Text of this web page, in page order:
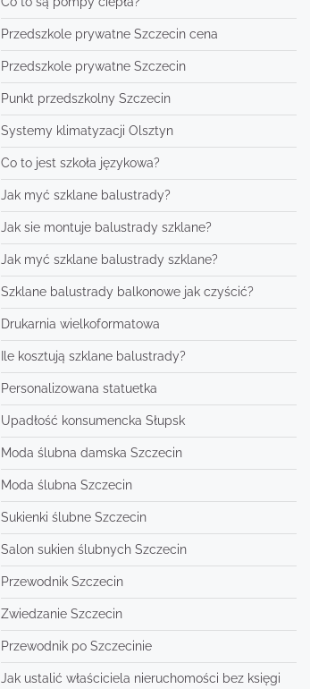
Przedszkole prywatne Szczecin cena
Przedszkole prywatne Szczecin
Punkt przedszkolny Szczecin
Systemy klimatyzacji Olsztyn
Co to jest szkoła językowa?
Jak myć szklane balustrady?
Jak sie montuje balustrady szklane?
Jak myć szklane balustrady szklane?
Szklane balustrady balkonowe jak czyścić?
Drukarnia wielkoformatowa
Ile kosztują szklane balustrady?
Personalizowana statuetka
Upadłość konsumencka Słupsk
Moda ślubna damska Szczecin
Moda ślubna Szczecin
Sukienki ślubne Szczecin
Salon sukien ślubnych Szczecin
Przewodnik Szczecin
Zwiedzanie Szczecin
Przewodnik po Szczecinie
Jak ustalić właściciela nieruchomości bez księgi